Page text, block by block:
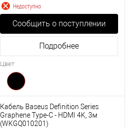
Недоступно
Сообщить о поступлении
Подробнее
Цвет
Кабель Baseus Definition Series
Graphene Type-C - HDMI 4K, 3м
(WKGQ010201)